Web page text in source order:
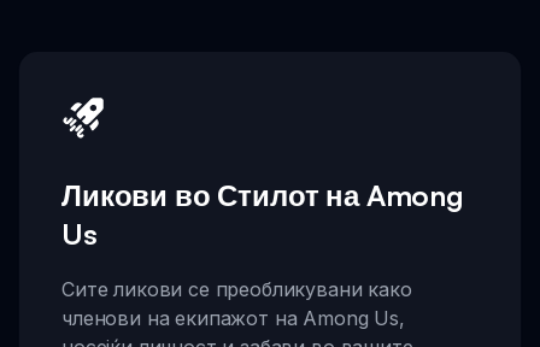
Ликови во Стилот на Among
Us
Сите ликови се преобликувани како
членови на екипажот на Among Us,